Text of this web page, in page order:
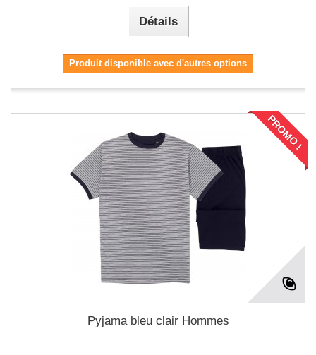
Détails
Produit disponible avec d'autres options
PROMO !
Pyjama bleu clair Hommes